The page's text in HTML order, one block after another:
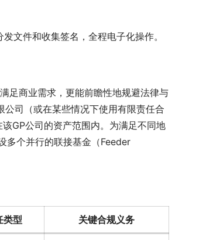
文件和收集签名，全程电子化操作。
足商业需求，更能前瞻性地规避法律与
司（或在某些情况下使用有限责任合
GP公司的资产范围内。为满足不同地
多个并行的联接基金（Feeder
类型 关键合规义务